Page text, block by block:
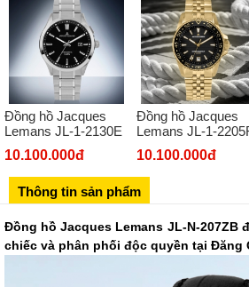
Số 8 Trần Duy Hưng - Cầu
02432232319
Số 413 Quang Trung - Hà
02432127660
Số 273 Nguyễn Văn Cừ -
02439392490
Số 28 Chùa Thông - Sơn
02437939481
Số 53 Trần Đăng Ninh - Cầu
Đồng hồ Jacques
Lemans JL-1-2130E
10.100.000đ
Đồng hồ Jacques
Lemans JL-1-
10.100.000đ
Thông tin sản phẩm
Đồng hồ Jacques Lemans JL-N-207ZB
chiếc và phân phối độc quyền tại Đăng